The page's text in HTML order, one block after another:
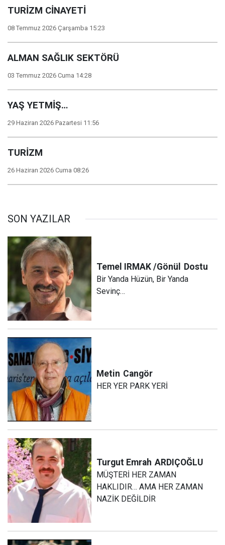
TURİZM CİNAYETİ
08 Temmuz 2026 Çarşamba 15:23
ALMAN SAĞLIK SEKTÖRÜ
03 Temmuz 2026 Cuma 14:28
YAŞ YETMİŞ…
29 Haziran 2026 Pazartesi 11:56
TURİZM
26 Haziran 2026 Cuma 08:26
SON YAZILAR
Temel IRMAK /Gönül Dostu
Bir Yanda Hüzün, Bir Yanda
Sevinç…
Metin Cangör
HER YER PARK YERİ
Turgut Emrah ARDIÇOĞLU
MÜŞTERİ HER ZAMAN
HAKLIDIR… AMA HER ZAMAN
NAZİK DEĞİLDİR